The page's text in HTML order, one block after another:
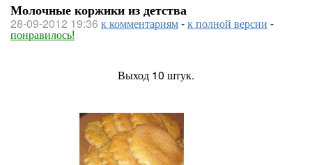
Молочные коржики из детства
28-09-2012 19:36 к комментариям-к полной версии -
понравилось!
Выход 10 штук.